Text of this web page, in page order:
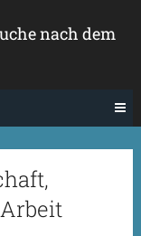
nach dem